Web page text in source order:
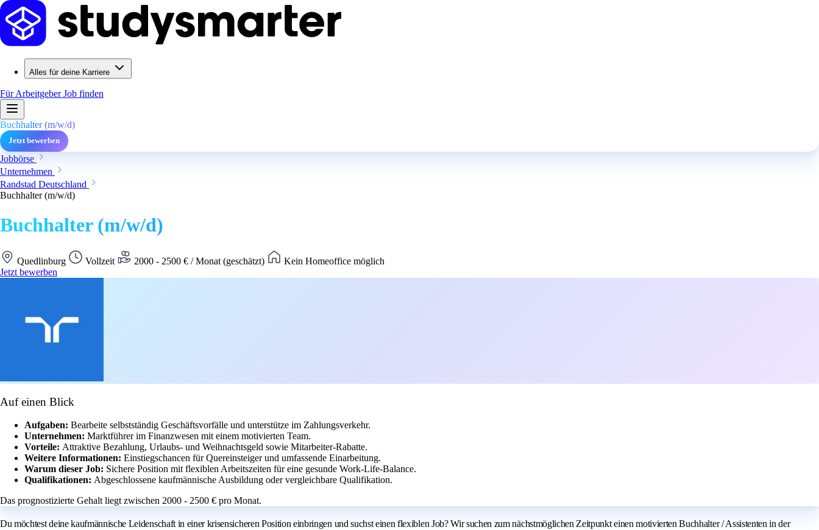
Alles für deine Karriere
Für ArbeitgeberJob finden
Buchhalter (m/w/d)
Jetzt bewerben
Jobbörse
Unternehmen
Randstad Deutschland
Buchhalter (m/w/d)
Buchhalter (m/w/d)
Quedlinburg Vollzeit 2000 - 2500 € / Monat (geschätzt)
Kein Homeoffice möglich
Jetzt bewerben
Auf einen Blick
Aufgaben: Bearbeite selbstständig Geschäftsvorfälle und unterstütze im Zahlungsverkehr.
Unternehmen: Marktführer im Finanzwesen mit einem motivierten Team.
Vorteile: Attraktive Bezahlung, Urlaubs- und Weihnachtsgeld sowie Mitarbeiter-Rabatte.
Weitere Informationen: Einstiegschancen für Quereinsteiger und umfassende Einarbeitung.
Warum dieser Job: Sichere Position mit flexiblen Arbeitszeiten für eine gesunde Work-Life-Balance.
Qualifikationen: Abgeschlossene kaufmännische Ausbildung oder vergleichbare Qualifikation.
Das prognostizierte Gehalt liegt zwischen 2000 - 2500 € pro Monat.
Du möchtest deine kaufmännische Leidenschaft in einer krisensicheren Position einbringen und suchst einen flexiblen Job? Wir suchen zum nächstmöglichen Zeitpunkt einen motivierten Buchhalter / Assistenten in der